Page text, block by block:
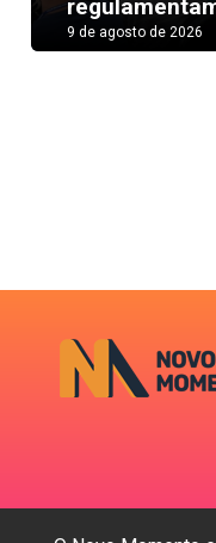
9 de agosto de 2026